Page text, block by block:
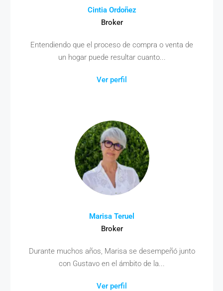
Cintia Ordoñez
Broker
Entendiendo que el proceso de compra o venta de
un hogar puede resultar cuanto...
Ver perfil
Marisa Teruel
Broker
Durante muchos años, Marisa se desempeñó junto
con Gustavo en el ámbito de la...
Ver perfil